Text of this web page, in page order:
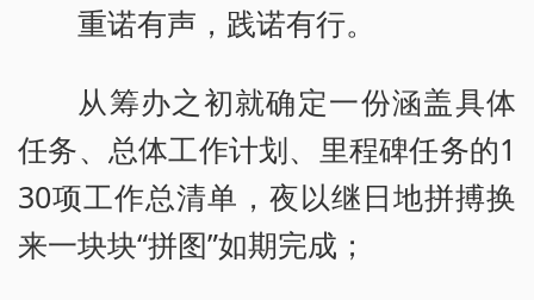
重诺有声，践诺有行。
从筹办之初就确定一份涵盖具体
任务、总体工作计划、里程碑任务的1
30项工作总清单，夜以继日地拼搏换
来一块块“拼图”如期完成；